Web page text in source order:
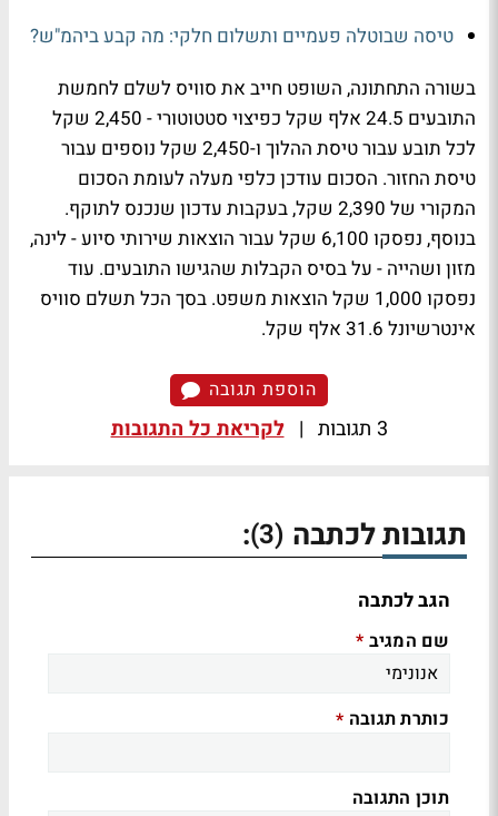
טיסה שבוטלה פעמיים ותשלום חלקי: מה קבע ביהמ"ש?
בשורה התחתונה, השופט חייב את סוויס לשלם לחמשת
התובעים 24.5 אלף שקל כפיצוי סטטוטורי - 2,450 שקל
לכל תובע עבור טיסת ההלוך ו-2,450 שקל נוספים עבור
טיסת החזור. הסכום עודכן כלפי מעלה לעומת הסכום
המקורי של 2,390 שקל, בעקבות עדכון שנכנס לתוקף.
בנוסף, נפסקו 6,100 שקל עבור הוצאות שירותי סיוע - לינה,
מזון ושהייה - על בסיס הקבלות שהגישו התובעים. עוד
נפסקו 1,000 שקל הוצאות משפט. בסך הכל תשלם סוויס
אינטרשיונל 31.6 אלף שקל.
הוספת תגובה
3 תגובות | לקריאת כל התגובות
תגובות לכתבה (3)
:
הגב לכתבה
שם המגיב *
כותרת תגובה *
תוכן התגובה